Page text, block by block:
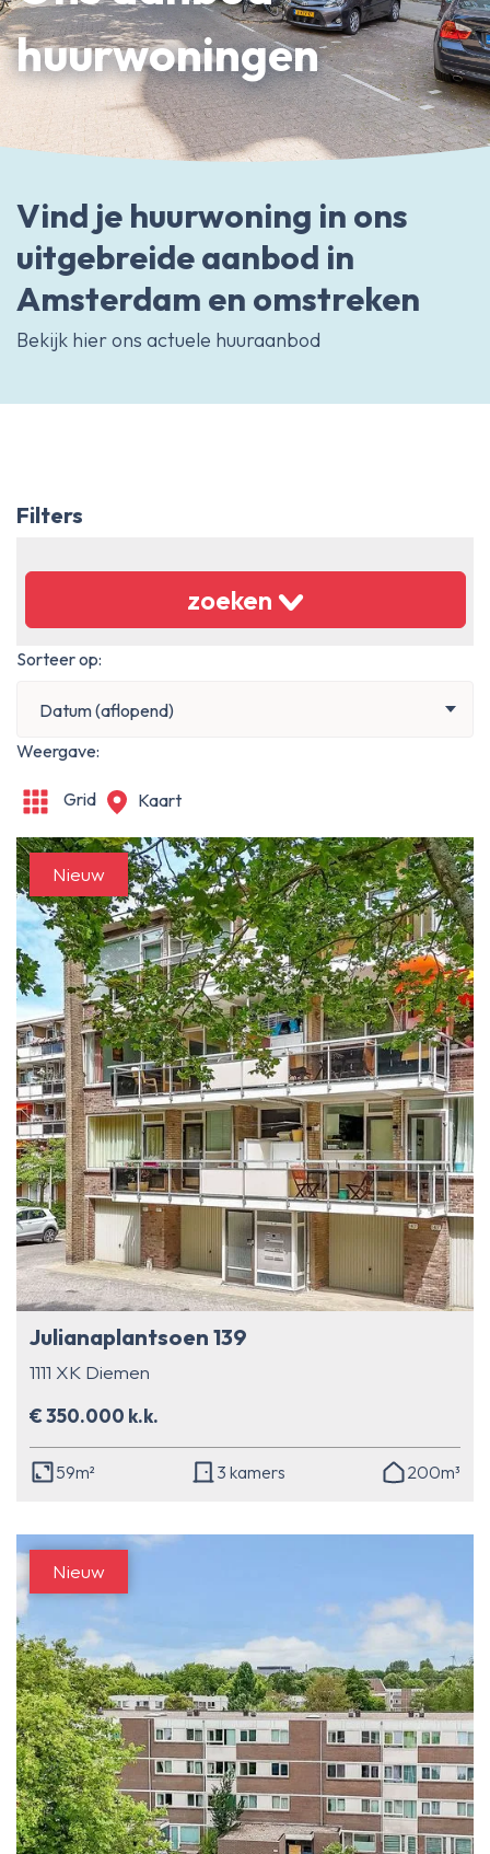
huurwoningen
Vind je huurwoning in ons
uitgebreide aanbod in
Amsterdam en omstreken
Bekijk hier ons actuele huuraanbod
Filters
zoeken
Sorteer op:
Datum (aflopend)
Weergave:
Grid Kaart
Nieuw
Julianaplantsoen 139
1111 XK Diemen
€ 350.000 k.k.
59m² 3 kamers 200m³
Nieuw
Erfpachtdeskundige
Gerechtelijke deskundige
Over Ameo makelaars
Onze reviews
Contact